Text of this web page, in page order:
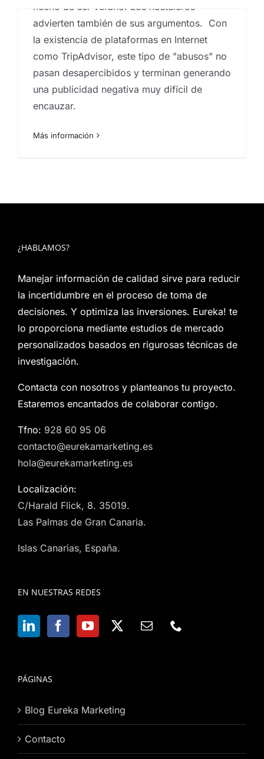
hecho de ser verano. Los hosteleros
advierten también de sus argumentos. Con
la existencia de plataformas en Internet
como TripAdvisor, este tipo de "abusos" no
pasan desapercibidos y terminan generando
una publicidad negativa muy difícil de
encauzar.
Más información
¿HABLAMOS?
Manejar información de calidad sirve para reducir
la incertidumbre en el proceso de toma de
decisiones. Y optimiza las inversiones. Eureka! te
lo proporciona mediante estudios de mercado
personalizados basados en rigurosas técnicas de
investigación.
Contacta con nosotros y planteanos tu proyecto.
Estaremos encantados de colaborar contigo.
Tfno: 928 60 95 06
contacto@eurekamarketing.es
hola@eurekamarketing.es
Localización:
C/Harald Flick, 8. 35019.
Las Palmas de Gran Canaria.
Islas Canarias, España.
EN NUESTRAS REDES
PÁGINAS
Blog Eureka Marketing
Contacto